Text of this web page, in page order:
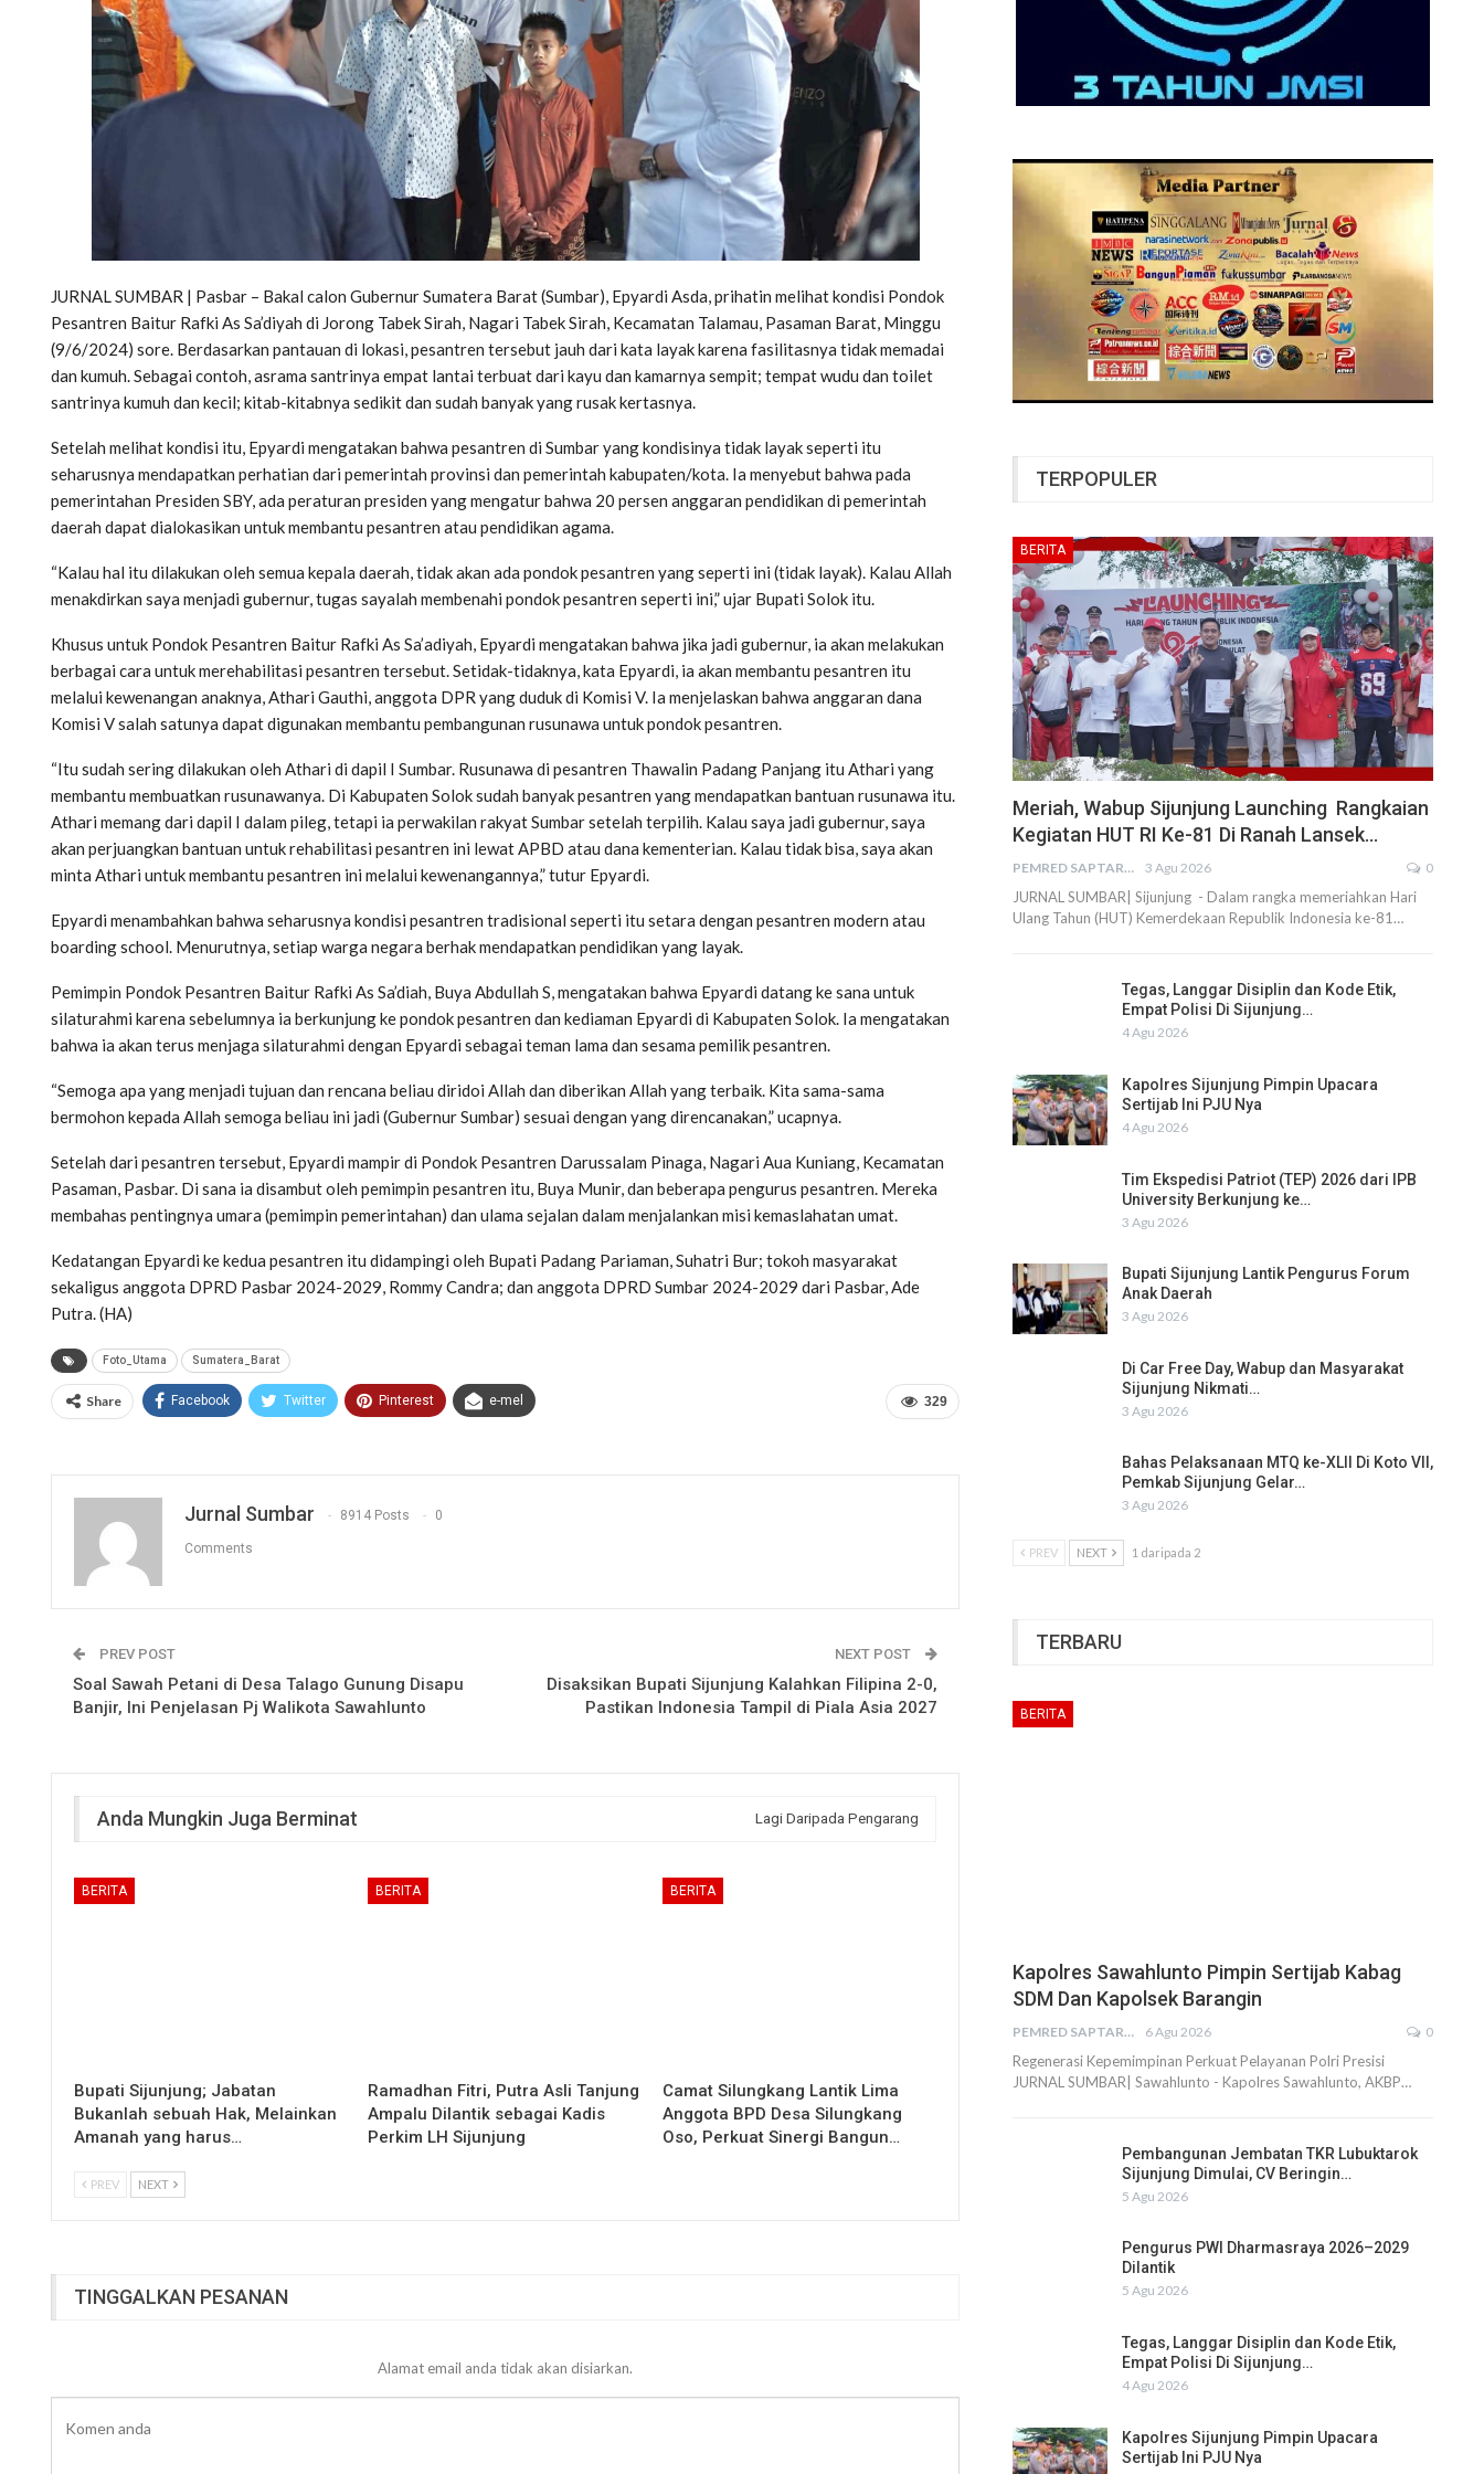
JURNAL SUMBAR | Pasbar – Bakal calon Gubernur Sumatera Barat (Sumbar), Epyardi Asda, prihatin melihat kondisi Pondok
Pesantren Baitur Rafki As Sa’diyah di Jorong Tabek Sirah, Nagari Tabek Sirah, Kecamatan Talamau, Pasaman Barat, Minggu
(9/6/2024) sore. Berdasarkan pantauan di lokasi, pesantren tersebut jauh dari kata layak karena fasilitasnya tidak memadai
dan kumuh. Sebagai contoh, asrama santrinya empat lantai terbuat dari kayu dan kamarnya sempit; tempat wudu dan toilet
santrinya kumuh dan kecil; kitab-kitabnya sedikit dan sudah banyak yang rusak kertasnya.
Setelah melihat kondisi itu, Epyardi mengatakan bahwa pesantren di Sumbar yang kondisinya tidak layak seperti itu
seharusnya mendapatkan perhatian dari pemerintah provinsi dan pemerintah kabupaten/kota. Ia menyebut bahwa pada
pemerintahan Presiden SBY, ada peraturan presiden yang mengatur bahwa 20 persen anggaran pendidikan di pemerintah
daerah dapat dialokasikan untuk membantu pesantren atau pendidikan agama.
“Kalau hal itu dilakukan oleh semua kepala daerah, tidak akan ada pondok pesantren yang seperti ini (tidak layak). Kalau Allah
menakdirkan saya menjadi gubernur, tugas sayalah membenahi pondok pesantren seperti ini,” ujar Bupati Solok itu.
Khusus untuk Pondok Pesantren Baitur Rafki As Sa’adiyah, Epyardi mengatakan bahwa jika jadi gubernur, ia akan melakukan
berbagai cara untuk merehabilitasi pesantren tersebut. Setidak-tidaknya, kata Epyardi, ia akan membantu pesantren itu
melalui kewenangan anaknya, Athari Gauthi, anggota DPR yang duduk di Komisi V. Ia menjelaskan bahwa anggaran dana
Komisi V salah satunya dapat digunakan membantu pembangunan rusunawa untuk pondok pesantren.
“Itu sudah sering dilakukan oleh Athari di dapil I Sumbar. Rusunawa di pesantren Thawalin Padang Panjang itu Athari yang
membantu membuatkan rusunawanya. Di Kabupaten Solok sudah banyak pesantren yang mendapatkan bantuan rusunawa itu.
Athari memang dari dapil I dalam pileg, tetapi ia perwakilan rakyat Sumbar setelah terpilih. Kalau saya jadi gubernur, saya
akan perjuangkan bantuan untuk rehabilitasi pesantren ini lewat APBD atau dana kementerian. Kalau tidak bisa, saya akan
minta Athari untuk membantu pesantren ini melalui kewenangannya,” tutur Epyardi.
Epyardi menambahkan bahwa seharusnya kondisi pesantren tradisional seperti itu setara dengan pesantren modern atau
boarding school. Menurutnya, setiap warga negara berhak mendapatkan pendidikan yang layak.
Pemimpin Pondok Pesantren Baitur Rafki As Sa’diah, Buya Abdullah S, mengatakan bahwa Epyardi datang ke sana untuk
silaturahmi karena sebelumnya ia berkunjung ke pondok pesantren dan kediaman Epyardi di Kabupaten Solok. Ia mengatakan
bahwa ia akan terus menjaga silaturahmi dengan Epyardi sebagai teman lama dan sesama pemilik pesantren.
“Semoga apa yang menjadi tujuan dan rencana beliau diridoi Allah dan diberikan Allah yang terbaik. Kita sama-sama
bermohon kepada Allah semoga beliau ini jadi (Gubernur Sumbar) sesuai dengan yang direncanakan,” ucapnya.
Setelah dari pesantren tersebut, Epyardi mampir di Pondok Pesantren Darussalam Pinaga, Nagari Aua Kuniang, Kecamatan
Pasaman, Pasbar. Di sana ia disambut oleh pemimpin pesantren itu, Buya Munir, dan beberapa pengurus pesantren. Mereka
membahas pentingnya umara (pemimpin pemerintahan) dan ulama sejalan dalam menjalankan misi kemaslahatan umat.
Kedatangan Epyardi ke kedua pesantren itu didampingi oleh Bupati Padang Pariaman, Suhatri Bur; tokoh masyarakat
sekaligus anggota DPRD Pasbar 2024-2029, Rommy Candra; dan anggota DPRD Sumbar 2024-2029 dari Pasbar, Ade
Putra. (HA)
Foto_Utama Sumatera_Barat
329
Share Facebook Twitter Pinterest e-mel
Jurnal Sumbar 8914 Posts 0
Comments
PREV POST
Soal Sawah Petani di Desa Talago Gunung Disapu
Banjir, Ini Penjelasan Pj Walikota Sawahlunto
NEXT POST
Disaksikan Bupati Sijunjung Kalahkan Filipina 2-0,
Pastikan Indonesia Tampil di Piala Asia 2027
Anda Mungkin Juga Berminat Lagi Daripada Pengarang
BERITA
Bupati Sijunjung; Jabatan
Bukanlah sebuah Hak, Melainkan
Amanah yang harus…
BERITA
Ramadhan Fitri, Putra Asli Tanjung
Ampalu Dilantik sebagai Kadis
Perkim LH Sijunjung
BERITA
Camat Silungkang Lantik Lima
Anggota BPD Desa Silungkang
Oso, Perkuat Sinergi Bangun…
PREV NEXT
TINGGALKAN PESANAN
Alamat email anda tidak akan disiarkan.
TERPOPULER
BERITA
Meriah, Wabup Sijunjung Launching Rangkaian
Kegiatan HUT RI Ke-81 Di Ranah Lansek…
PEMRED SAPTARIUS 3 Agu 2026 0
JURNAL SUMBAR| Sijunjung - Dalam rangka memeriahkan Hari
Ulang Tahun (HUT) Kemerdekaan Republik Indonesia ke-81…
Tegas, Langgar Disiplin dan Kode Etik,
Empat Polisi Di Sijunjung…
4 Agu 2026
Kapolres Sijunjung Pimpin Upacara
Sertijab Ini PJU Nya
4 Agu 2026
Tim Ekspedisi Patriot (TEP) 2026 dari IPB
University Berkunjung ke…
3 Agu 2026
Bupati Sijunjung Lantik Pengurus Forum
Anak Daerah
3 Agu 2026
Di Car Free Day, Wabup dan Masyarakat
Sijunjung Nikmati…
3 Agu 2026
Bahas Pelaksanaan MTQ ke-XLII Di Koto VII,
Pemkab Sijunjung Gelar…
3 Agu 2026
PREV NEXT 1 daripada 2
TERBARU
BERITA
Kapolres Sawahlunto Pimpin Sertijab Kabag
SDM Dan Kapolsek Barangin
PEMRED SAPTARIUS 6 Agu 2026 0
Regenerasi Kepemimpinan Perkuat Pelayanan Polri Presisi
JURNAL SUMBAR| Sawahlunto - Kapolres Sawahlunto, AKBP…
Pembangunan Jembatan TKR Lubuktarok
Sijunjung Dimulai, CV Beringin…
5 Agu 2026
Pengurus PWI Dharmasraya 2026–2029
Dilantik
5 Agu 2026
Tegas, Langgar Disiplin dan Kode Etik,
Empat Polisi Di Sijunjung…
4 Agu 2026
Kapolres Sijunjung Pimpin Upacara
Sertijab Ini PJU Nya